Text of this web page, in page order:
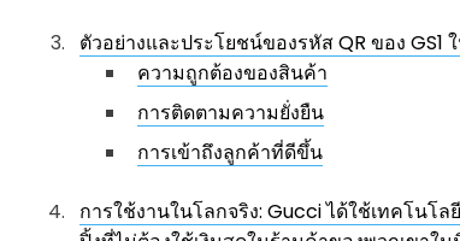
ตัวอย่างและประโยชน์ของรหัส QR ของ
ความถูกต้องของสินค้า
การติดตามความยั่งยืน
การเข้าถึงลูกค้าที่ดีขึ้น
การใช้งานในโลกจริง: Gucci ได้ใช้เทคโนโ